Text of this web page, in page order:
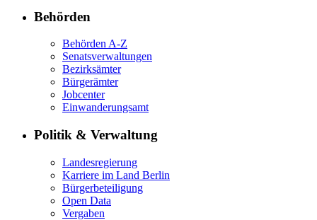
Behörden
Behörden A-Z
Senatsverwaltungen
Bezirksämter
Bürgerämter
Jobcenter
Einwanderungsamt
Politik & Verwaltung
Landesregierung
Karriere im Land Berlin
Bürgerbeteiligung
Open Data
Vergaben